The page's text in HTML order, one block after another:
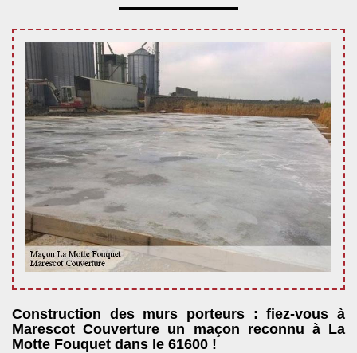
Construction des murs porteurs : fiez-vous à
Marescot Couverture un maçon reconnu à La
Motte Fouquet dans le 61600 !